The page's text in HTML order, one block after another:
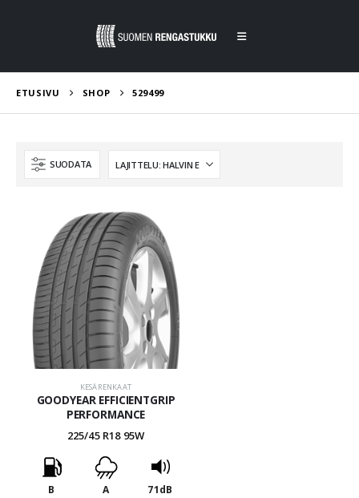
ETUSIVU SHOP 529499
SUODATA
KESÄRENKAAT
GOODYEAR EFFICIENTGRIP
PERFORMANCE
225/45 R18 95W
B A 71dB